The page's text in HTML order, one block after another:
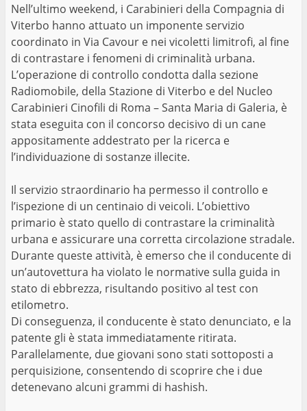
Nell’ultimo weekend, i Carabinieri della Compagnia di
Viterbo hanno attuato un imponente servizio
coordinato in Via Cavour e nei vicoletti limitrofi, al fine
di contrastare i fenomeni di criminalità urbana.
L’operazione di controllo condotta dalla sezione
Radiomobile, della Stazione di Viterbo e del Nucleo
Carabinieri Cinofili di Roma – Santa Maria di Galeria, è
stata eseguita con il concorso decisivo di un cane
appositamente addestrato per la ricerca e
l’individuazione di sostanze illecite.
Il servizio straordinario ha permesso il controllo e
l’ispezione di un centinaio di veicoli. L’obiettivo
primario è stato quello di contrastare la criminalità
urbana e assicurare una corretta circolazione stradale.
Durante queste attività, è emerso che il conducente di
un’autovettura ha violato le normative sulla guida in
stato di ebbrezza, risultando positivo al test con
etilometro.
Di conseguenza, il conducente è stato denunciato, e la
patente gli è stata immediatamente ritirata.
Parallelamente, due giovani sono stati sottoposti a
perquisizione, consentendo di scoprire che i due
detenevano alcuni grammi di hashish.